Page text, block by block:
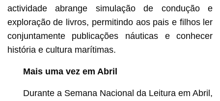
actividade abrange simulação de condução e
exploração de livros, permitindo aos pais e filhos ler
conjuntamente publicações náuticas e conhecer
história e cultura marítimas.
Mais uma vez em Abril
Durante a Semana Nacional da Leitura em Abril,